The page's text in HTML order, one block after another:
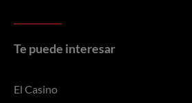
Te puede interesar
El Casino